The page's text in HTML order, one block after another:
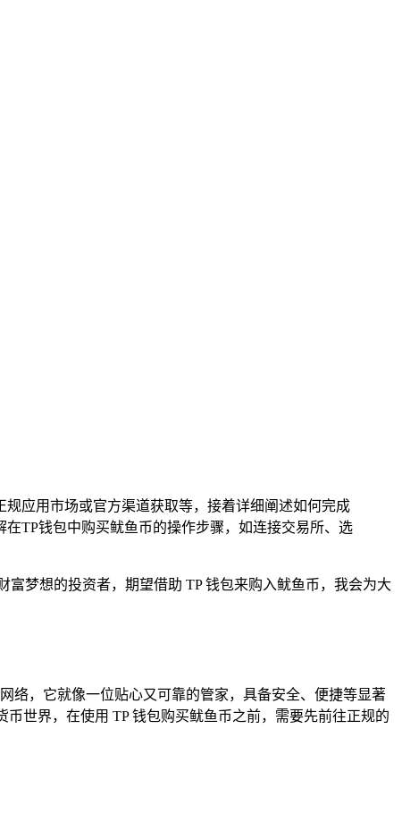
应用市场或官方渠道获取等，接着详细阐述如何完成
TP钱包中购买鱿鱼币的操作步骤，如连接交易所、选
梦想的投资者，期望借助 TP 钱包来购入鱿鱼币，我会为大
络，它就像一位贴心又可靠的管家，具备安全、便捷等显著
世界，在使用 TP 钱包购买鱿鱼币之前，需要先前往正规的